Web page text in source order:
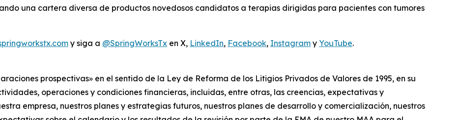
una cartera diversa de productos novedosos candidatos a terapias dirigidas para pacientes con tumores
y siga a @SpringWorksTx en X, LinkedIn, Facebook, Instagram y YouTube.
prospectivas» en el sentido de la Ley de Reforma de los Litigios Privados de Valores de 1995, en su
operaciones y condiciones financieras, incluidas, entre otras, las creencias, expectativas y
empresa, nuestros planes y estrategias futuros, nuestros planes de desarrollo y comercialización, nuestros